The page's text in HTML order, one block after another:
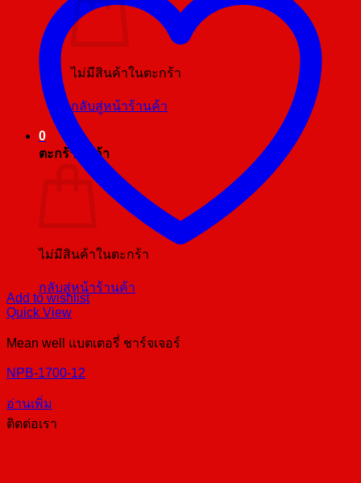
ไม่มีสินค้าในตะกร้า
กลับสู่หน้าร้านค้า
0
ตะกร้าสินค้า
ไม่มีสินค้าในตะกร้า
กลับสู่หน้าร้านค้า
Add to wishlist
Quick View
Mean well แบตเตอรี่ ชาร์จเจอร์
NPB-1700-12
อ่านเพิ่ม
ติดต่อเรา